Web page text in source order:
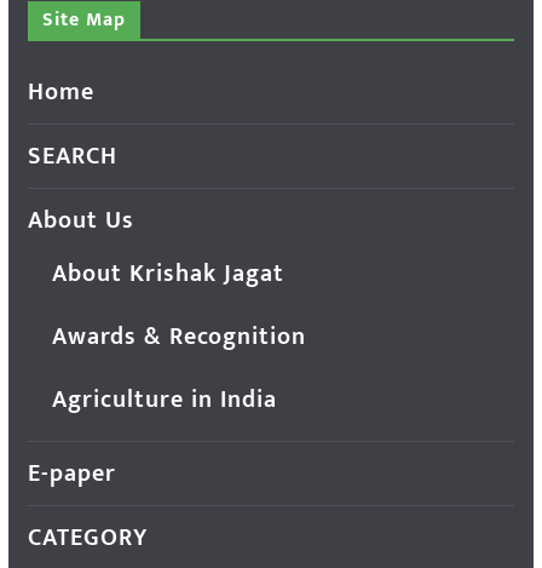
Site Map
Home
SEARCH
About Us
About Krishak Jagat
Awards & Recognition
Agriculture in India
E-paper
CATEGORY